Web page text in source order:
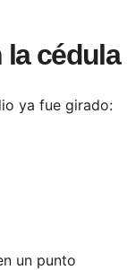
cédula
ya fue girado:
un punto